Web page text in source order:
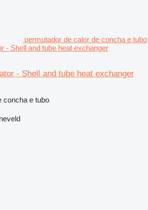
permutador de calor de concha e tubo
- Shell and tube heat exchanger
- Shell and tube heat exchanger
concha e tubo